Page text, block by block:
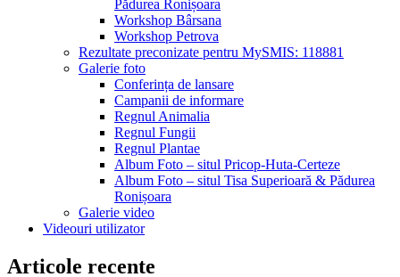
Pădurea Ronișoara
Workshop Bârsana
Workshop Petrova
Rezultate preconizate pentru MySMIS: 118881
Galerie foto
Conferința de lansare
Campanii de informare
Regnul Animalia
Regnul Fungii
Regnul Plantae
Album Foto – situl Pricop-Huta-Certeze
Album Foto – situl Tisa Superioară & Pădurea
Ronișoara
Galerie video
Videouri utilizator
Articole recente